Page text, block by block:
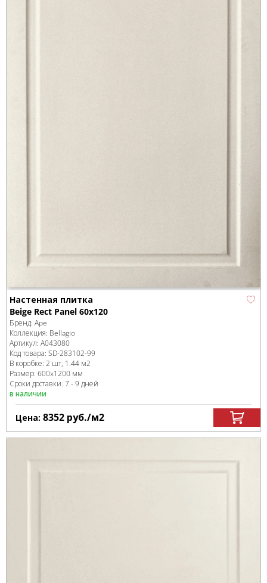
Настенная плитка
Beige Rect Panel 60x120
Бренд: Ape
Коллекция: Bellagio
Артикул: A043080
Код товара: SD-283102-99
В коробке: 2 шт, 1.44 м2
Размер: 600x1200 мм
Сроки доставки: 7 - 9 дней
в наличии
Цена: 8352 руб./м2